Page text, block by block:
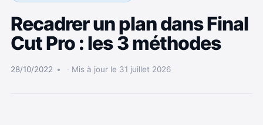
Recadrer un plan dans Final
Cut Pro : les 3 méthodes
28/10/2022 Mis à jour le 31 juillet 2026